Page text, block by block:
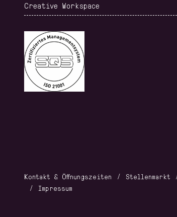
Creative Workspace
Kontakt & Öffnungszeiten Stellenmarkt
Impressum